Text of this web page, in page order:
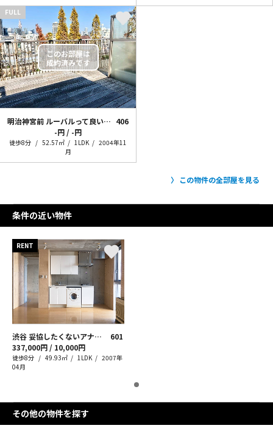
FULL
明治神宮前 ルーバルって良いな！ 406
-円 / -円
徒歩8分 52.57㎡ 1LDK
2004年11
月
この物件の全部屋を見る
条件の近い物件
RENT
渋谷 妥協したくないアナタへ
601
337,000円 / 10,000円
徒歩8分 49.93㎡ 1LDK
2007年
04月
その他の物件を探す